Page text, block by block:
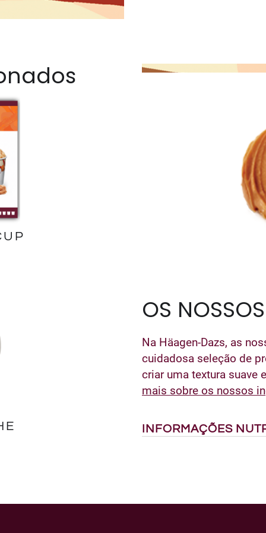
OS
Na Häagen-Dazs, as
cuidadosa seleção de
criar uma textura suave
mais sobre os nossos
INFORMAÇÕES